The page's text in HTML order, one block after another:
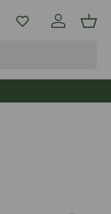
Accedi